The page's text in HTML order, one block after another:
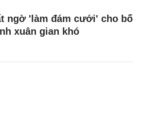
ngờ 'làm đám cưới' cho bố
xuân gian khó